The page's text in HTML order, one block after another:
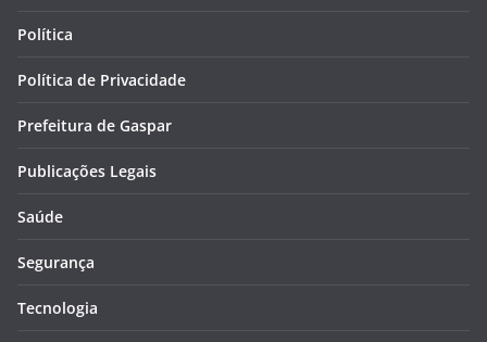
Política
Política de Privacidade
Prefeitura de Gaspar
Publicações Legais
Saúde
Segurança
Tecnologia